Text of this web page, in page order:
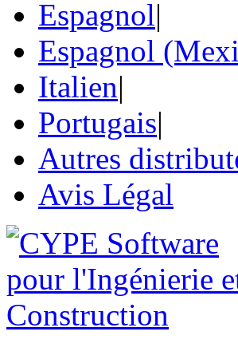
Espagnol|
Espagnol
Italien|
Portugais|
Autres
Avis Légal